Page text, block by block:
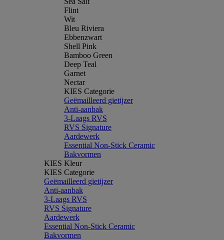
Flint
Wit
Bleu Riviera
Ebbenzwart
Shell Pink
Bamboo Green
Deep Teal
Garnet
Nectar
KIES Categorie
Geëmailleerd gietijzer
Anti-aanbak
3-Laags RVS
RVS Signature
Aardewerk
Essential Non-Stick Ceramic
Bakvormen
KIES Kleur
KIES Categorie
Geëmailleerd gietijzer
Anti-aanbak
3-Laags RVS
RVS Signature
Aardewerk
Essential Non-Stick Ceramic
Bakvormen